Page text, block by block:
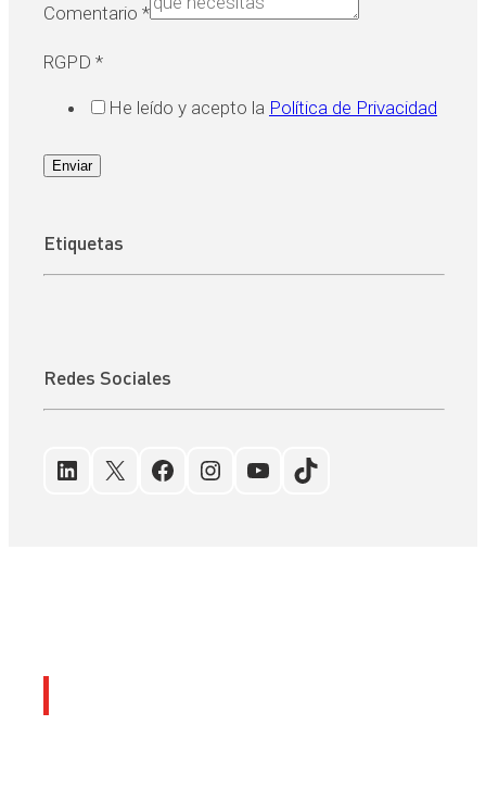
Comentario *
RGPD *
He leído y acepto la Política de Privacidad
Enviar
Etiquetas
Redes Sociales
LinkedIn
X Facebook
Instagram
YouTube
TikTok